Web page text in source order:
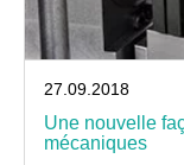
27.09.2018
Une nouvelle
mécaniques